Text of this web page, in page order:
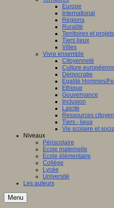
Europe
International
Régions
Ruralité
Territoires et projets
Tiers lieux
Villes
Vivre ensemble
Citoyenneté
Culture
Démocratie
Egalité Hommes/
Ethique
Gouvernance
Inclusion
Laïcité
Ressources
Tiers - lieux
Vie scolaire et
Niveaux
Périscolaire
Ecole maternelle
Ecole élémentaire
Collège
Lycée
Université
Les auteurs
Menu